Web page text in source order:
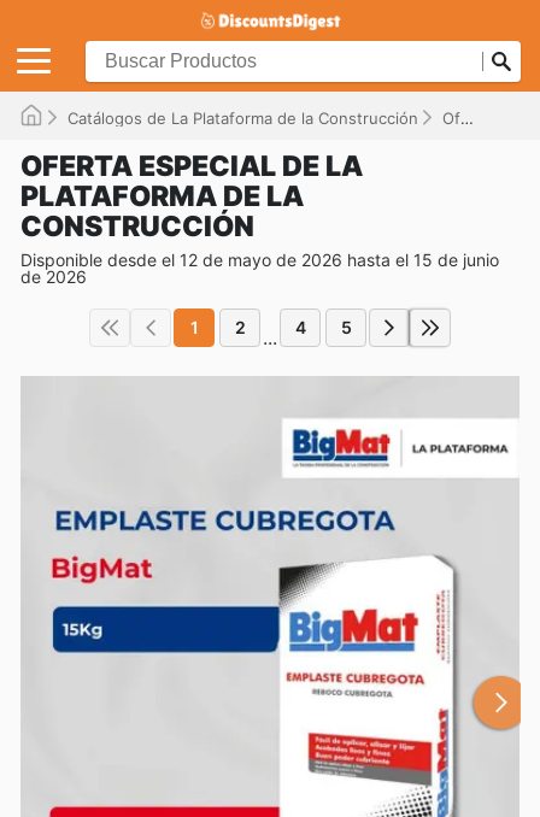
Catálogos de La Plataforma de la Construcción Ofertas
OFERTA ESPECIAL DE LA
PLATAFORMA DE LA
CONSTRUCCIÓN
Disponible desde el 12 de mayo de 2026 hasta el 15 de junio
de 2026
1 2 ... 4 5